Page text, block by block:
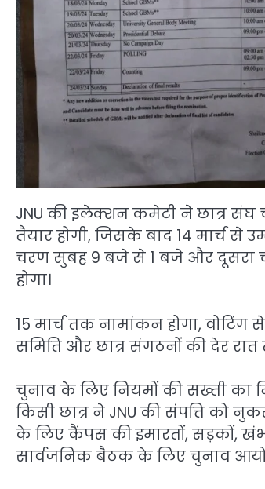
JNU की इलेक्शन कमेटी ने छात्र संघ
तैयार होगी, जिसके बाद 14 मार्च से
चरण सुबह 9 बजे से 1 बजे और दूसरा
होगा।
15 मार्च तक नामांकन होगा, वोटिंग
समिति और छात्र संगठनों की देर
चुनाव के लिए नियमों की सख्ती का
किसी छात्र ने JNU की संपत्ति को
के लिए कैंपस की इमारतों, सड़कों,
सार्वजनिक बैठक के लिए चुनाव